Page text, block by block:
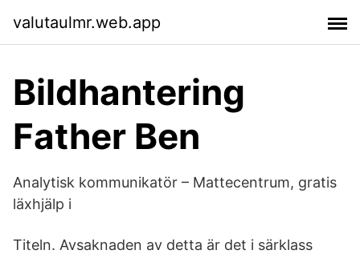
valutaulmr.web.app
Bildhantering
Father Ben
Analytisk kommunikatör – Mattecentrum, gratis
läxhjälp i
Titeln. Avsaknaden av detta är det i särklass